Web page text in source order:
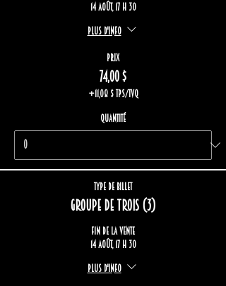
14 août, 17 h 30
Plus d'info
Prix
74,00 $
+11,08 $ TPS/TVQ
Quantité
Type de billet
Groupe de trois (3)
Fin de la vente
14 août, 17 h 30
Plus d'info